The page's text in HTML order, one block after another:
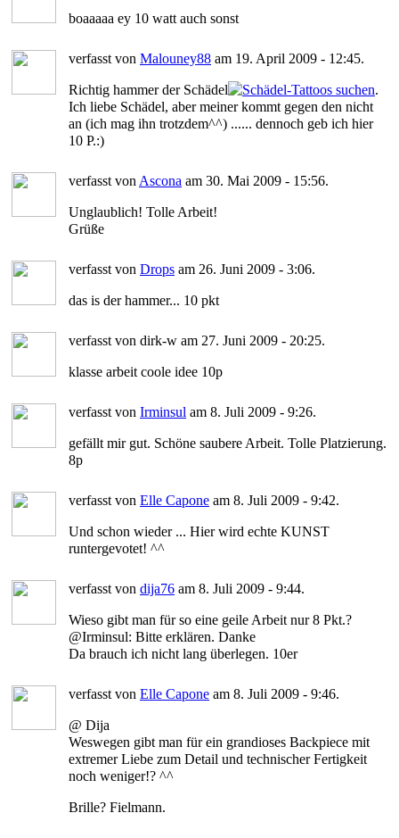
boaaaaa ey 10 watt auch sonst
verfasst von Malouney88 am 19. April 2009 - 12:45.
Richtig hammer der Schädel
.
Ich liebe Schädel, aber meiner kommt gegen den nicht
an (ich mag ihn trotzdem^^) ...... dennoch geb ich hier
10 P.:)
verfasst von Ascona am 30. Mai 2009 - 15:56.
Unglaublich! Tolle Arbeit!
Grüße
verfasst von Drops am 26. Juni 2009 - 3:06.
das is der hammer... 10 pkt
verfasst von dirk-w am 27. Juni 2009 - 20:25.
klasse arbeit coole idee 10p
verfasst von Irminsul am 8. Juli 2009 - 9:26.
gefällt mir gut. Schöne saubere Arbeit. Tolle Platzierung.
8p
verfasst von Elle Capone am 8. Juli 2009 - 9:42.
Und schon wieder ... Hier wird echte KUNST
runtergevotet! ^^
verfasst von dija76 am 8. Juli 2009 - 9:44.
Wieso gibt man für so eine geile Arbeit nur 8 Pkt.?
@Irminsul: Bitte erklären. Danke
Da brauch ich nicht lang überlegen. 10er
verfasst von Elle Capone am 8. Juli 2009 - 9:46.
@ Dija
Weswegen gibt man für ein grandioses Backpiece mit
extremer Liebe zum Detail und technischer Fertigkeit
noch weniger!? ^^
Brille? Fielmann.